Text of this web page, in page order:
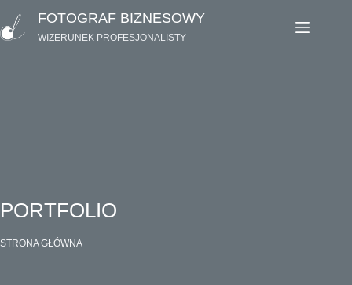
do
FOTOGRAF BIZNESOWY
WIZERUNEK PROFESJONALISTY
PORTFOLIO
STRONA GŁÓWNA